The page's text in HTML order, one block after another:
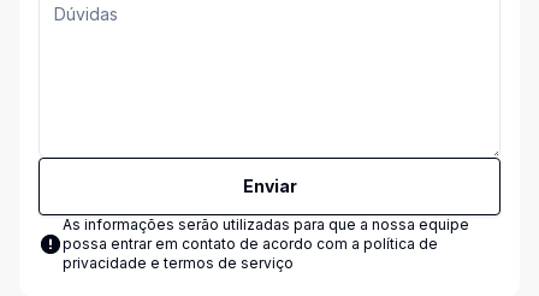
Enviar
As informações serão utilizadas para que a nossa equipe
possa entrar em contato de acordo com a política de
privacidade e termos de serviço